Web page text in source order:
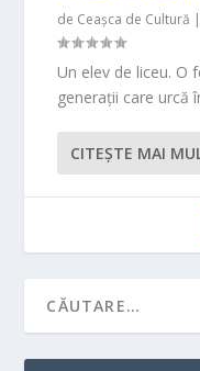
de Ceașca de Cultură |
Un elev de liceu. O
generații care urcă
CITEŞTE MAI